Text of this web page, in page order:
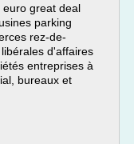
great deal
parking
rez-de-
d'affaires
entreprises à
bureaux et